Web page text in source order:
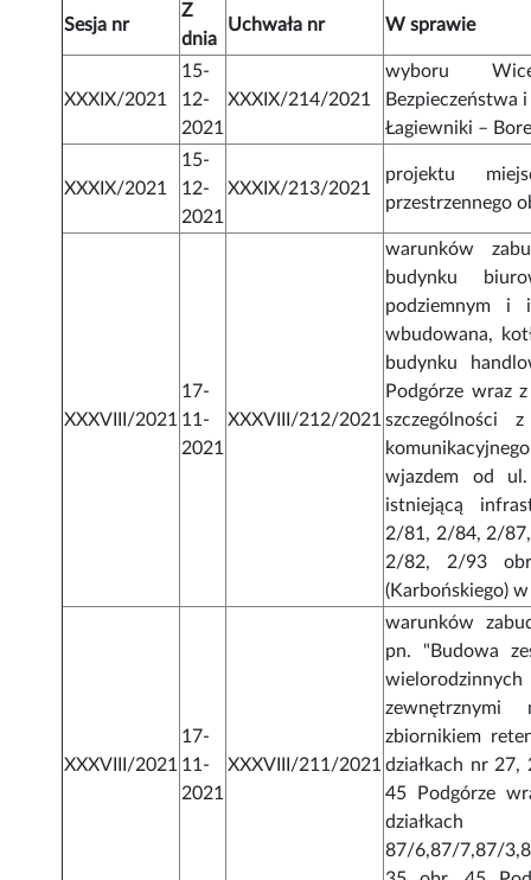
Sesja nr
Z
dnia
Uchwała nr W sprawie
XXXIX/2021
15-
12-
2021
XXXIX/214/2021
wyboru
Bezpieczeństwa
Łagiewniki –
XXXIX/2021
15-
12-
2021
XXXIX/213/2021
projektu
przestrzennego
XXXVIII/2021
17-
11-
2021
XXXVIII/212/2021
warunków
budynku
podziemnym i
wbudowana,
budynku
Podgórze wraz
szczególności
wjazdem od
istniejącą
2/81, 2/84, 2/87,
2/82, 2/93
(Karbońskiego)
XXXVIII/2021
17-
11-
2021
XXXVIII/211/2021
warunków
pn. "Budowa
zewnętrznymi
zbiornikiem
działkach nr
45 Podgórze
87/6,87/7,87/